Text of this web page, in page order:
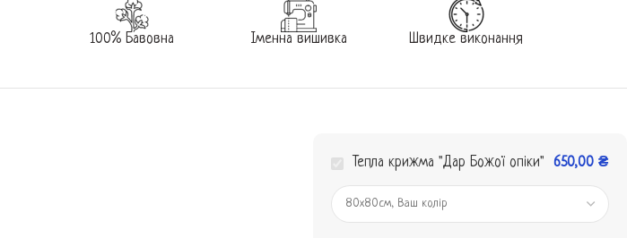
100% Бавовна Іменна вишивка Швидке виконання
Тепла крижма "Дар Божої опіки" 650,00 ₴